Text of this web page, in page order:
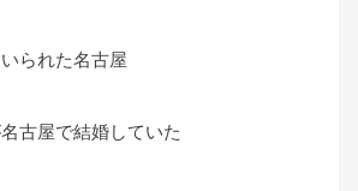
られた名古屋
古屋で結婚していた